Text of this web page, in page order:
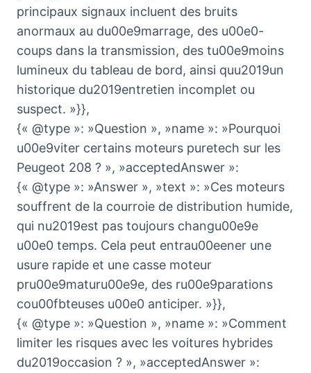
principaux signaux incluent des bruits
anormaux au du00e9marrage, des u00e0-
coups dans la transmission, des tu00e9moins
lumineux du tableau de bord, ainsi quu2019un
historique du2019entretien incomplet ou
suspect. »}},
{« @type »: »Question », »name »: »Pourquoi
u00e9viter certains moteurs puretech sur les
Peugeot 208 ? », »acceptedAnswer »:
{« @type »: »Answer », »text »: »Ces moteurs
souffrent de la courroie de distribution humide,
qui nu2019est pas toujours changu00e9e
u00e0 temps. Cela peut entrau00eener une
usure rapide et une casse moteur
pru00e9maturu00e9e, des ru00e9parations
cou00fbteuses u00e0 anticiper. »}},
{« @type »: »Question », »name »: »Comment
limiter les risques avec les voitures hybrides
du2019occasion ? », »acceptedAnswer »: